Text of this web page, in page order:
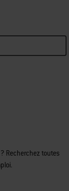
Recherchez toutes